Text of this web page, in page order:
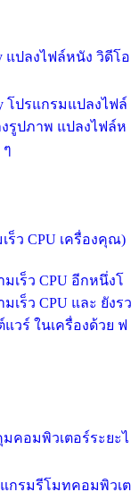
แปลงไฟล์หนัง วิดีโอ
โปรแกรมแปลงไฟล์
รูปภาพ แปลงไฟล์ห
ๆ
ร็ว CPU เครื่องคุณ)
เร็ว CPU อีกหนึ่งโ
ร็ว CPU และ ยังรว
วร์ ในเครื่องด้วย ฟ
มคอมพิวเตอร์ระยะไ
กรมรีโมทคอมพิวเต